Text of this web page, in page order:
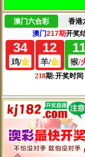
当然也不是所有设
单子，在被拒绝了无数
夫妻俩的请求（小伙子
在改了40多稿之后，
设计方案。概念听起来